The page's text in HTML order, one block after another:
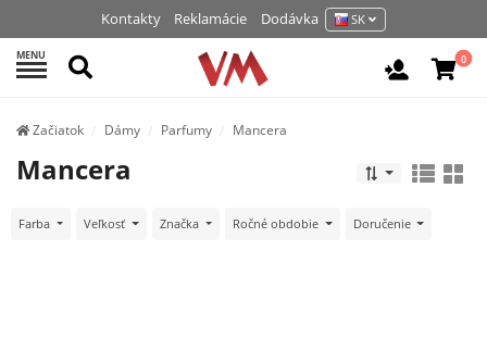
Kontakty Reklamácie Dodávka SK
MENU Hľadať Vchod /
0
Začiatok Dámy Parfumy Mancera
Mancera
Farba Veľkosť Značka Ročné obdobie Doručenie